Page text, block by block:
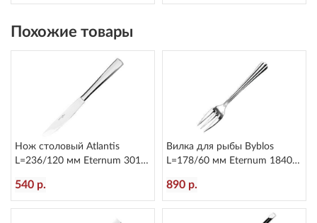
Похожие товары
Нож столовый Atlantis
L=236/120 мм Eternum 3010-
540 р.
Вилка для рыбы Byblos
L=178/60 мм Eternum 1840-
890 р.